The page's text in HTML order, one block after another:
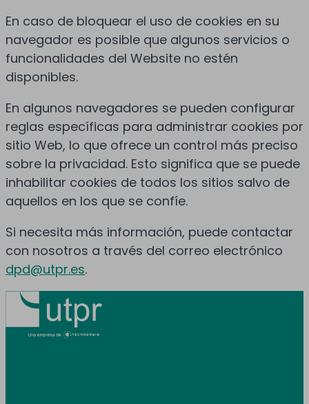
En caso de bloquear el uso de cookies en su
navegador es posible que algunos servicios o
funcionalidades del Website no estén
disponibles.
En algunos navegadores se pueden configurar
reglas específicas para administrar cookies por
sitio Web, lo que ofrece un control más preciso
sobre la privacidad. Esto significa que se puede
inhabilitar cookies de todos los sitios salvo de
aquellos en los que se confíe.
Si necesita más información, puede contactar
con nosotros a través del correo electrónico
dpd@utpr.es.